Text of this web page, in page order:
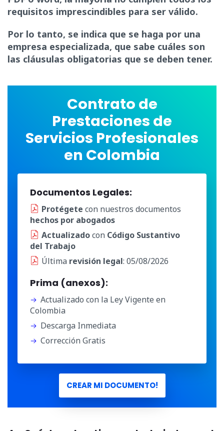
requisitos imprescindibles para ser válido.
Por lo tanto, se indica que se haga por una
empresa especializada, que sabe cuáles son
las cláusulas obligatorias que se deben tener.
Contrato de
Prestaciones de
Servicios Profesionales
en Colombia
Documentos Legales:
Protégete con nuestros documentos
hechos por abogados
Actualizadocon Código Sustantivo
del Trabajo
Última revisión legal: 05/08/2026
Prima (anexos):
Actualizado con la Ley Vigente en
Colombia
Descarga Inmediata
Corrección Gratis
CREAR MI DOCUMENTO!